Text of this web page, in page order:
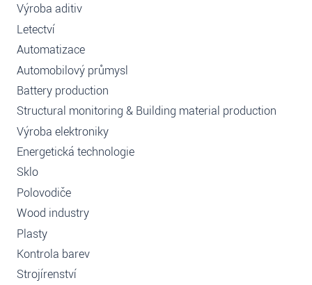
Výroba aditiv
Letectví
Automatizace
Automobilový průmysl
Battery production
Structural monitoring & Building material production
Výroba elektroniky
Energetická technologie
Sklo
Polovodiče
Wood industry
Plasty
Kontrola barev
Strojírenství